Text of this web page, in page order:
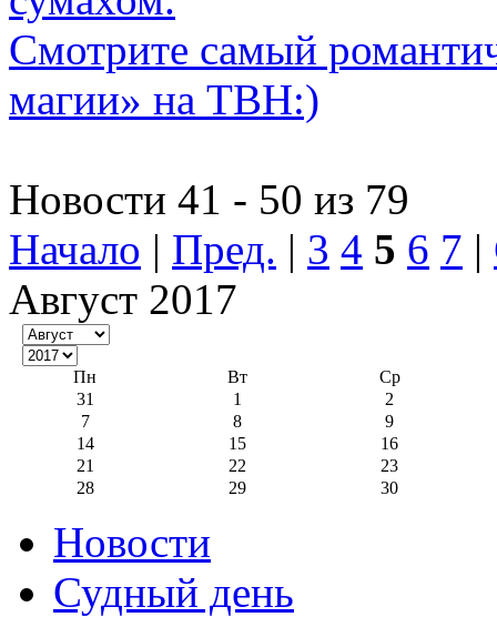
Смотрите самый
магии» на ТВН:)
Новости 41 - 50 из 79
Начало | Пред. | 3 4 5 6 7 |
Август 2017
Пн Вт
Ср
31
1
2
7
8
9
14
15
16
21
22
23
28
29 30
Новости
Судный день